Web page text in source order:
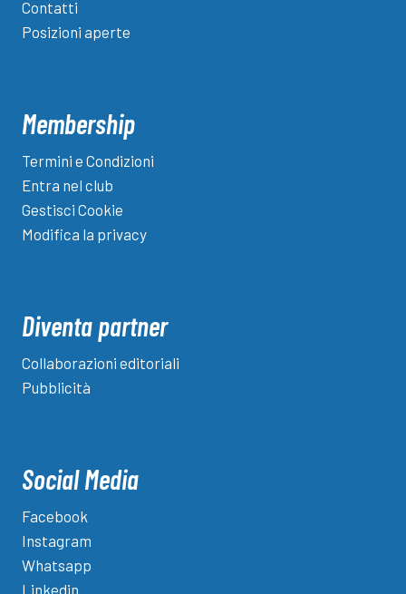
Contatti
Posizioni aperte
Membership
Termini e Condizioni
Entra nel club
Gestisci Cookie
Modifica la privacy
Diventa partner
Collaborazioni editoriali
Pubblicità
Social Media
Facebook
Instagram
Whatsapp
Linkedin